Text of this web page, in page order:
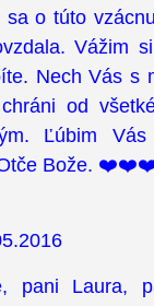
sa o túto
Vážim
Nech Vás s
od
Ľúbim
Bože.
pani Laura,